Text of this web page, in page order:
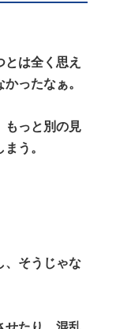
は全く思え
ったなぁ。
もっと別の見
う。
、そうじゃな